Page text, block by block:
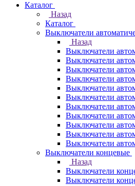
Каталог
Назад
Каталог
Выключатели
Назад
Выключатели
Выключатели
Выключатели
Выключатели
Выключатели
Выключатели
Выключатели
Выключатели
Выключатели
Выключатели
Выключатели
Выключатели концевые
Назад
Выключатели
Выключатели